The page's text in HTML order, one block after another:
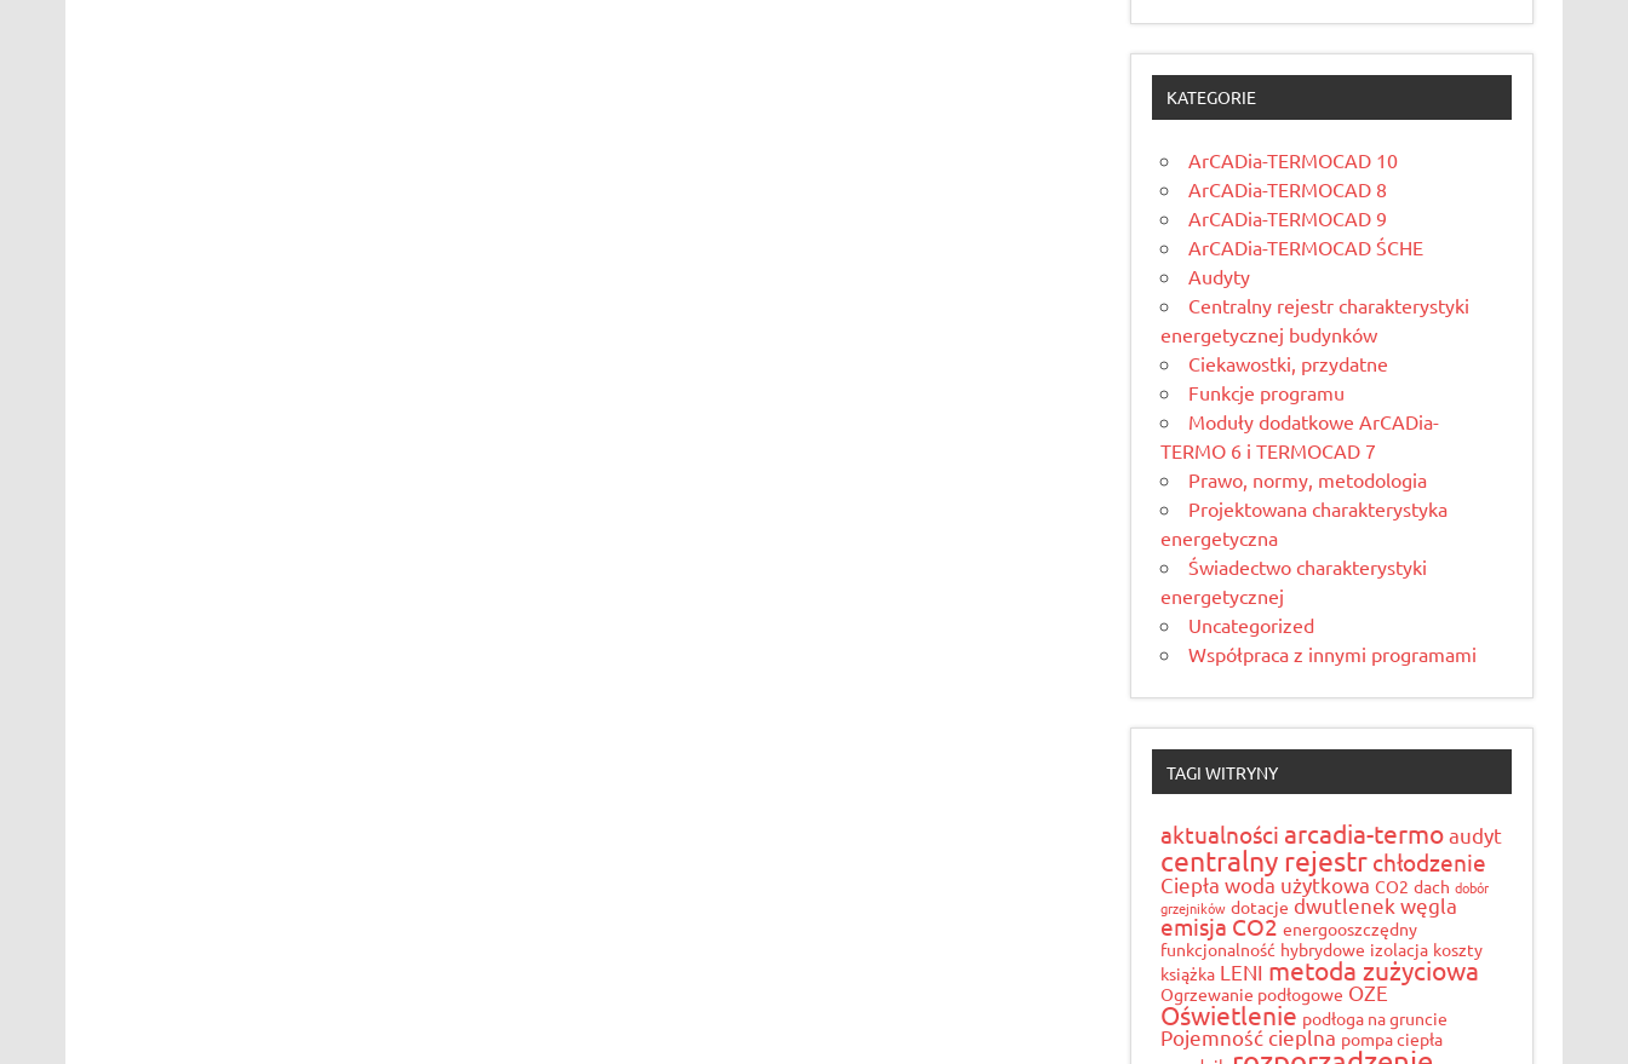
KATEGORIE
ArCADia-TERMOCAD 10
ArCADia-TERMOCAD 8
ArCADia-TERMOCAD 9
ArCADia-TERMOCAD ŚCHE
Audyty
Centralny rejestr charakterystyki
energetycznej budynków
Ciekawostki, przydatne
Funkcje programu
Moduły dodatkowe ArCADia-
TERMO 6 i TERMOCAD 7
Prawo, normy, metodologia
Projektowana charakterystyka
energetyczna
Świadectwo charakterystyki
energetycznej
Uncategorized
Współpraca z innymi programami
TAGI WITRYNY
aktualności arcadia-termo audyt
centralny rejestr chłodzenie
Ciepła woda użytkowa CO2 dach dobór
grzejników dotacje dwutlenek węgla
emisja CO2 energooszczędny
funkcjonalność hybrydowe izolacja koszty
książka LENI metoda zużyciowa
Ogrzewanie podłogowe OZE
Oświetlenie podłoga na gruncie
Pojemność cieplna pompa ciepła